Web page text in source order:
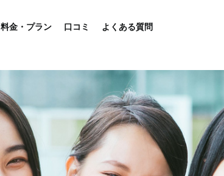
料金・プラン 口コミ よくある質問